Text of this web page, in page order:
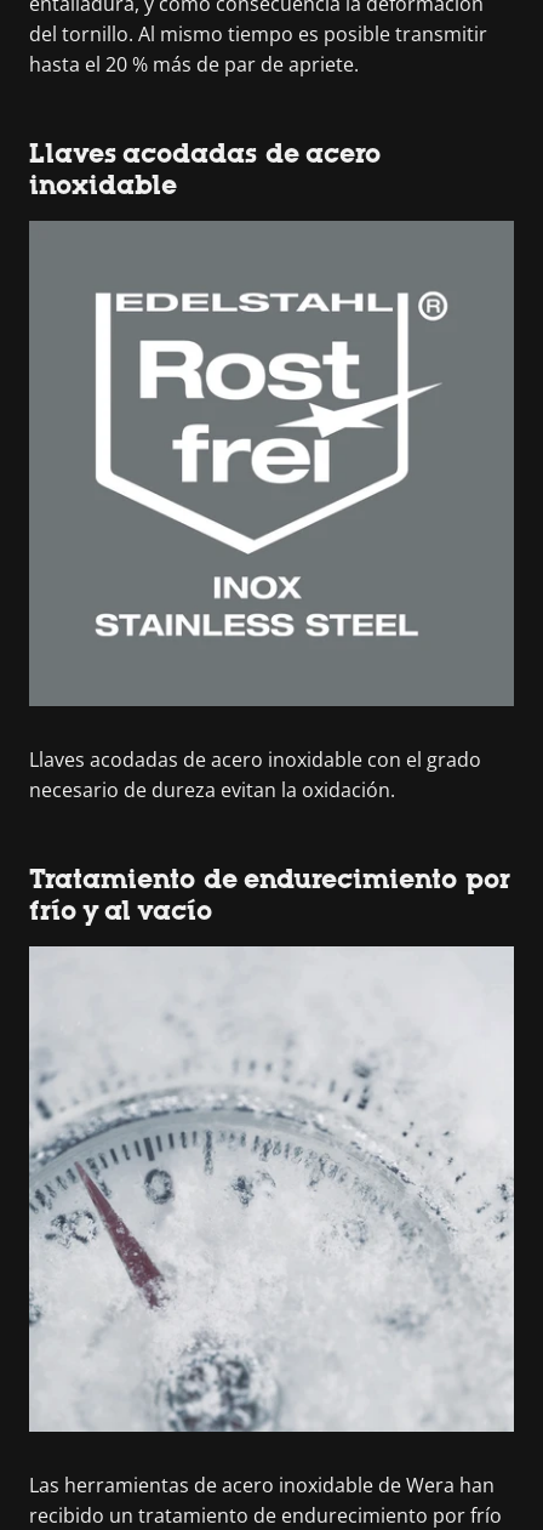
del tornillo. Al mismo tiempo es posible transmitir
hasta el 20 % más de par de apriete.
Llaves acodadas de acero
inoxidable
Llaves acodadas de acero inoxidable con el grado
necesario de dureza evitan la oxidación.
Tratamiento de endurecimiento por
frío y al vacío
Las herramientas de acero inoxidable de Wera han
recibido un tratamiento de endurecimiento por frío